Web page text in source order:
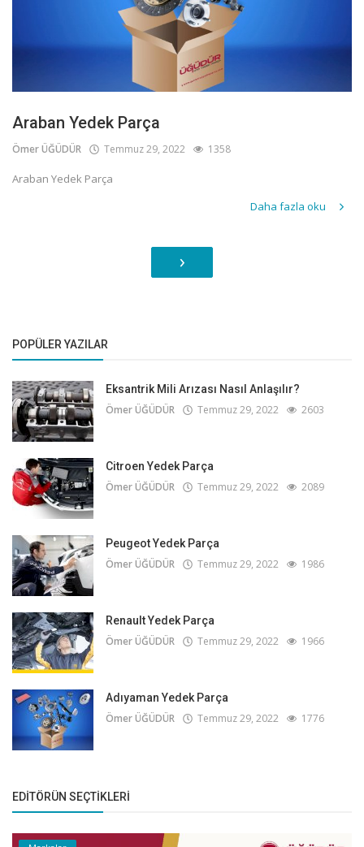
Araban Yedek Parça
Ömer ÜĞÜDÜR Temmuz 29, 2022 1358
Araban Yedek Parça
Daha fazla oku
›
POPÜLER YAZILAR
Eksantrik Mili Arızası Nasıl Anlaşılır?
Ömer ÜĞÜDÜR Temmuz 29, 2022 2603
Citroen Yedek Parça
Ömer ÜĞÜDÜR Temmuz 29, 2022 2089
Peugeot Yedek Parça
Ömer ÜĞÜDÜR Temmuz 29, 2022 1986
Renault Yedek Parça
Ömer ÜĞÜDÜR Temmuz 29, 2022 1966
Adıyaman Yedek Parça
Ömer ÜĞÜDÜR Temmuz 29, 2022 1776
EDITÖRÜN SEÇTIKLERI